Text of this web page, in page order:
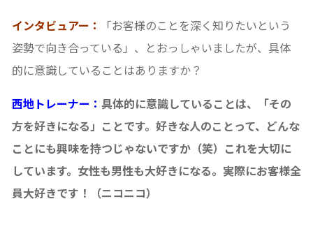
インタビュアー：
「お客様のことを深く知りたいという
姿勢で向き合っている」、とおっしゃいましたが、具体
的に意識していることはありますか？
西地トレーナー： 具体的に意識していることは、「その
方を好きになる」ことです。好きな人のことって、どんな
ことにも興味を持つじゃないですか（笑）これを大切に
しています。女性も男性も大好きになる。実際にお客様全
員大好きです！（ニコニコ）